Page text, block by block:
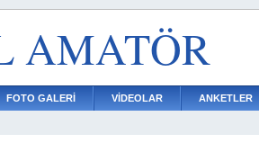
AMATÖR
FOTO GALERİ VİDEOLAR ANKETLER